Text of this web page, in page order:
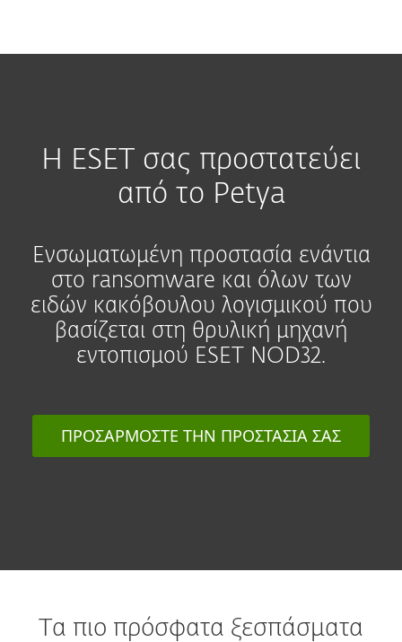
H ESET σας προστατεύει
από το Petya
Ενσωματωμένη προστασία ενάντια
στο ransomware και όλων των
ειδών κακόβουλου λογισμικού που
βασίζεται στη θρυλική μηχανή
εντοπισμού ESET NOD32.
ΠΡΟΣΑΡΜΟΣΤΕ ΤΗΝ ΠΡΟΣΤΑΣΙΑ ΣΑΣ
Τα πιο πρόσφατα ξεσπάσματα